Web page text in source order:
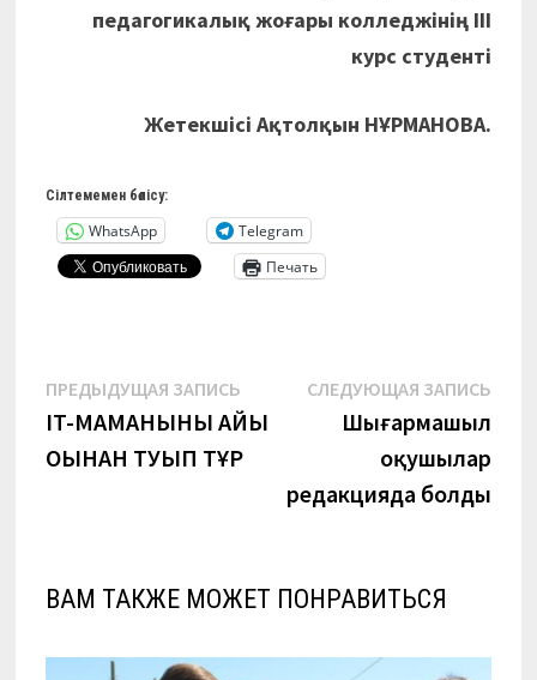
педагогикалық жоғары колледжінің IІІ
курс студенті
Жетекшісі Ақтолқын НҰРМАНОВА.
Сілтемемен бөлісу:
WhatsApp
Telegram
Печать
Навигация
по
ПРЕДЫДУЩАЯ ЗАПИСЬПредыдущая
запись:
IT-МАМАНЫНЫҢ АЙЫ
ОҢЫНАН ТУЫП ТҰР
СЛЕДУЮЩАЯ ЗАПИСЬ
Шығармашыл
оқушылар
редакцияда болды
ВАМ ТАКЖЕ МОЖЕТ ПОНРАВИТЬСЯ